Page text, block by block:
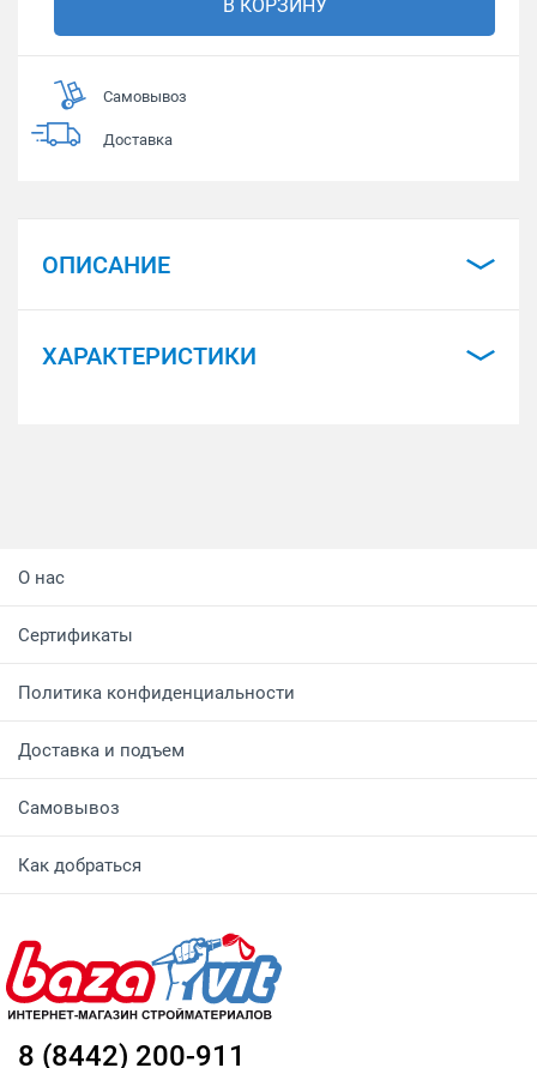
В КОРЗИНУ
Самовывоз
Доставка
ОПИСАНИЕ
ХАРАКТЕРИСТИКИ
О нас
Сертификаты
Политика конфиденциальности
Доставка и подъем
Самовывоз
Как добраться
8 (8442) 200-911